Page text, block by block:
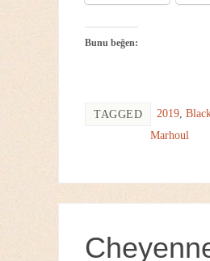
Bunu beğen:
TAGGED 2019
Marhoul